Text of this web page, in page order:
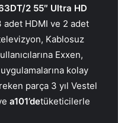
2 55″ Ultra HD
adet HDMI ve 2 adet
Kablosuz
Exxen,
kolay
parça 3 yıl Vestel
a101’detüketicilerle